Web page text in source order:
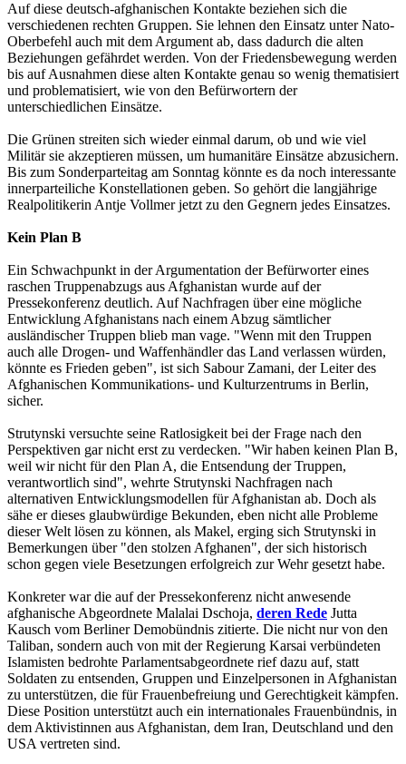
Auf diese deutsch-afghanischen Kontakte beziehen sich die
verschiedenen rechten Gruppen. Sie lehnen den Einsatz unter Nato-
Oberbefehl auch mit dem Argument ab, dass dadurch die alten
Beziehungen gefährdet werden. Von der Friedensbewegung werden
bis auf Ausnahmen diese alten Kontakte genau so wenig thematisiert
und problematisiert, wie von den Befürwortern der
unterschiedlichen Einsätze.
Die Grünen streiten sich wieder einmal darum, ob und wie viel
Militär sie akzeptieren müssen, um humanitäre Einsätze abzusichern.
Bis zum Sonderparteitag am Sonntag könnte es da noch interessante
innerparteiliche Konstellationen geben. So gehört die langjährige
Realpolitikerin Antje Vollmer jetzt zu den Gegnern jedes Einsatzes.
Kein Plan B
Ein Schwachpunkt in der Argumentation der Befürworter eines
raschen Truppenabzugs aus Afghanistan wurde auf der
Pressekonferenz deutlich. Auf Nachfragen über eine mögliche
Entwicklung Afghanistans nach einem Abzug sämtlicher
ausländischer Truppen blieb man vage. "Wenn mit den Truppen
auch alle Drogen- und Waffenhändler das Land verlassen würden,
könnte es Frieden geben", ist sich Sabour Zamani, der Leiter des
Afghanischen Kommunikations- und Kulturzentrums in Berlin,
sicher.
Strutynski versuchte seine Ratlosigkeit bei der Frage nach den
Perspektiven gar nicht erst zu verdecken. "Wir haben keinen Plan B,
weil wir nicht für den Plan A, die Entsendung der Truppen,
verantwortlich sind", wehrte Strutynski Nachfragen nach
alternativen Entwicklungsmodellen für Afghanistan ab. Doch als
sähe er dieses glaubwürdige Bekunden, eben nicht alle Probleme
dieser Welt lösen zu können, als Makel, erging sich Strutynski in
Bemerkungen über "den stolzen Afghanen", der sich historisch
schon gegen viele Besetzungen erfolgreich zur Wehr gesetzt habe.
Konkreter war die auf der Pressekonferenz nicht anwesende
afghanische Abgeordnete Malalai Dschoja, deren Rede Jutta
Kausch vom Berliner Demobündnis zitierte. Die nicht nur von den
Taliban, sondern auch von mit der Regierung Karsai verbündeten
Islamisten bedrohte Parlamentsabgeordnete rief dazu auf, statt
Soldaten zu entsenden, Gruppen und Einzelpersonen in Afghanistan
zu unterstützen, die für Frauenbefreiung und Gerechtigkeit kämpfen.
Diese Position unterstützt auch ein internationales Frauenbündnis, in
dem Aktivistinnen aus Afghanistan, dem Iran, Deutschland und den
USA vertreten sind.